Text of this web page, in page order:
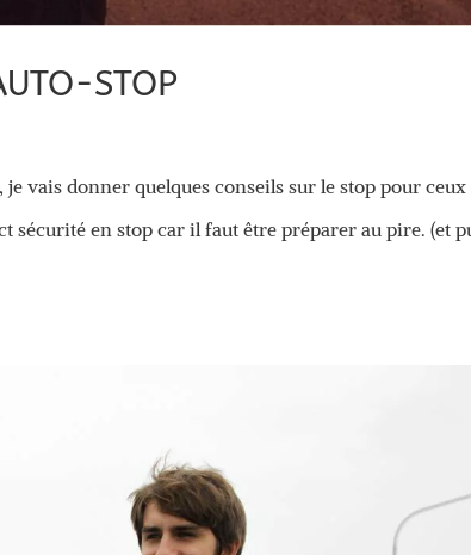
STOP
vais donner quelques conseils sur le stop pour
sécurité en stop car il faut être préparer au pire. (et